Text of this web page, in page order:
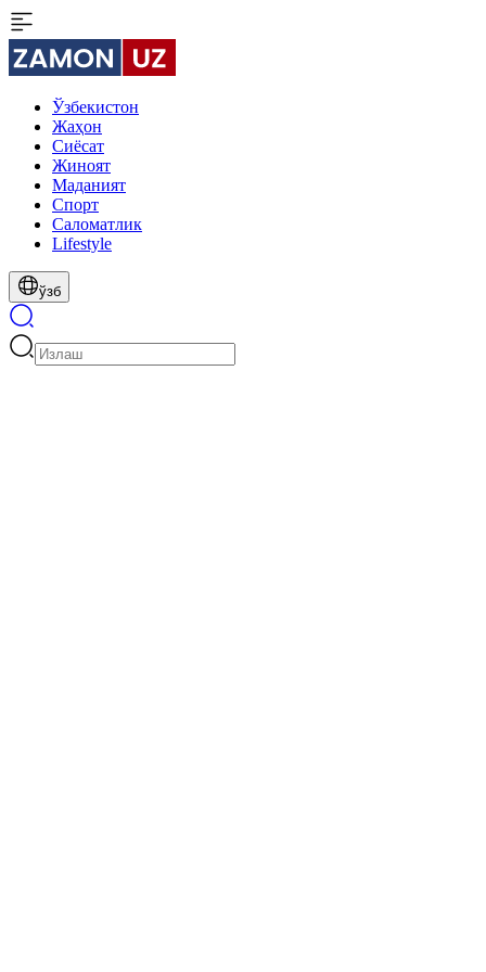
Ўзбекистон
Жаҳон
Сиёсат
Жиноят
Маданият
Спорт
Cаломатлик
Lifestyle
ўзб